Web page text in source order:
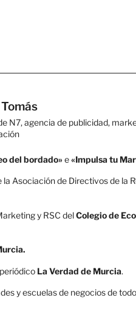
N7, agencia de publicidad,
del bordado» e«Impulsa tu
Asociación de Directivos de la
y RSC delColegio de
La Verdad de Murcia.
y escuelas de negocios de